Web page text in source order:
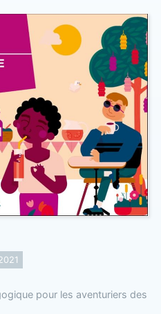
pour les aventuriers des